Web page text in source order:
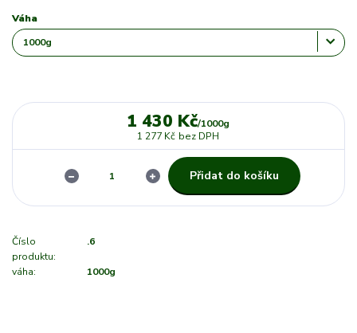
Váha
1 430 Kč/1000g
1 277 Kč bez DPH
Přidat do košíku
Číslo
produktu:
.6
váha: 1000g